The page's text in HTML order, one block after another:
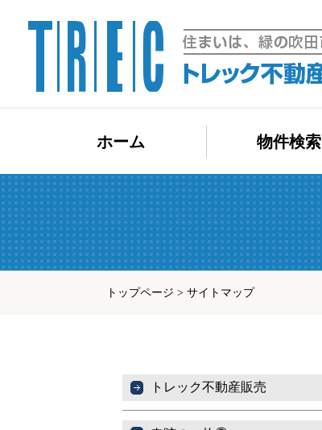
ン
ツ
へ
ス
ホーム 物件検索
トップページ > サイトマップ
トレック不動産販売